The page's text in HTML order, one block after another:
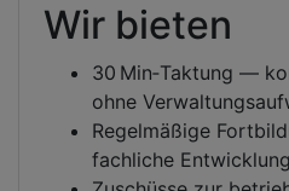
Wir bieten
30 Min‑Taktung —
ohne
Regelmäßige
fachliche Entwicklung